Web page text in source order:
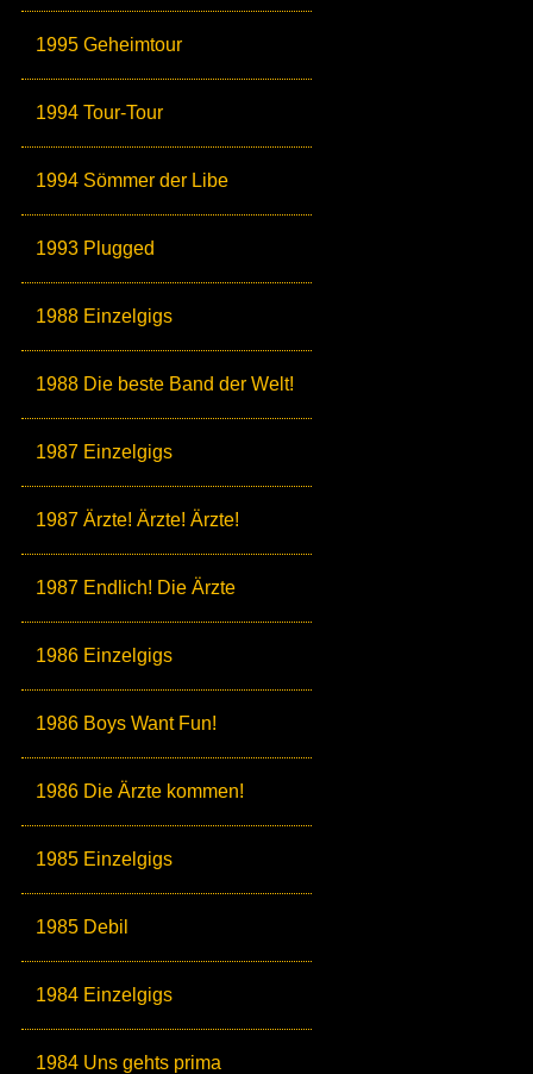
1995 Geheimtour
1994 Tour-Tour
1994 Sömmer der Libe
1993 Plugged
1988 Einzelgigs
1988 Die beste Band der Welt!
1987 Einzelgigs
1987 Ärzte! Ärzte! Ärzte!
1987 Endlich! Die Ärzte
1986 Einzelgigs
1986 Boys Want Fun!
1986 Die Ärzte kommen!
1985 Einzelgigs
1985 Debil
1984 Einzelgigs
1984 Uns gehts prima